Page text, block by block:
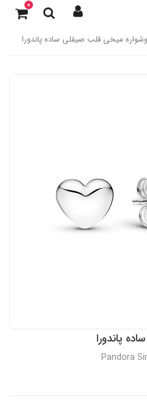
0
میخی قلب صیقلی ساده پاندورا
پاندورا
Pandora